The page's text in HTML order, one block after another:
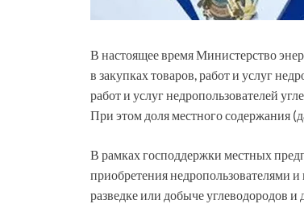
В настоящее время Министерство
в закупках товаров, работ и услуг
работ и услуг недропользователей
При этом доля местного содержания
В рамках господдержки местных
приобретения недропользователями
разведке или добыче углеводородов